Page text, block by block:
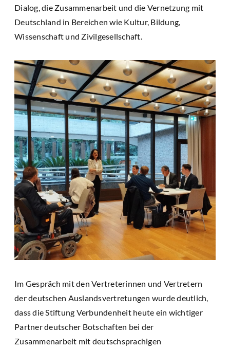
Dialog, die Zusammenarbeit und die Vernetzung mit
Deutschland in Bereichen wie Kultur, Bildung,
Wissenschaft und Zivilgesellschaft.
Im Gespräch mit den Vertreterinnen und Vertretern
der deutschen Auslandsvertretungen wurde deutlich,
dass die Stiftung Verbundenheit heute ein wichtiger
Partner deutscher Botschaften bei der
Zusammenarbeit mit deutschsprachigen